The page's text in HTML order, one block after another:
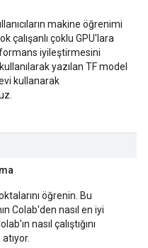
makine öğrenimi
çalışanlı çoklu GPU'lara
iyileştirmesini
yazılan TF model
kullanarak
öğrenin. Bu
Colab'den nasıl en iyi
nasıl çalıştığını